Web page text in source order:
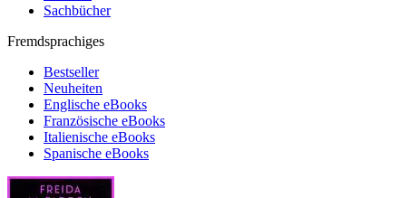
Sachbücher
Fremdsprachiges
Bestseller
Neuheiten
Englische eBooks
Französische eBooks
Italienische eBooks
Spanische eBooks